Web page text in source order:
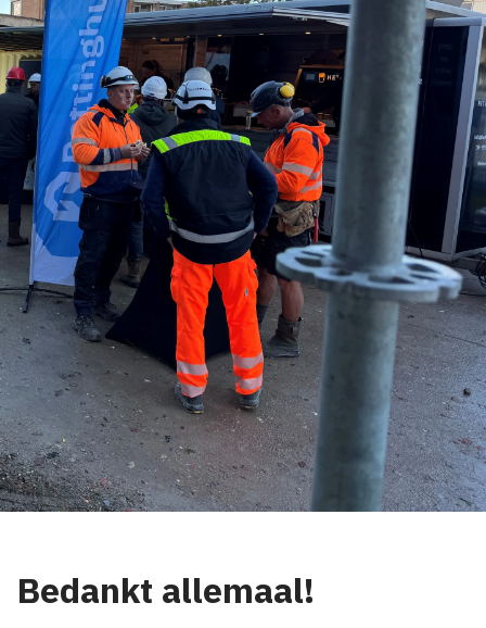
Bedankt allemaal!